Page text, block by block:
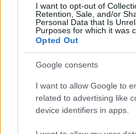
I want to opt-out of
Retention, Sale, and/or
Personal Data that Is
Purposes for which it was
Opted Out
Google consents
I want to allow Google to
related to advertising like
device identifiers in apps.
Magyar Péter: már
energiarendszer a